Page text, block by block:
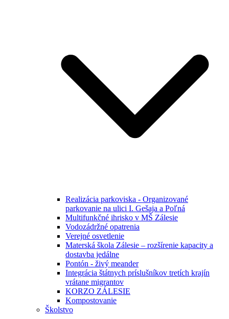
Realizácia parkoviska - Organizované
parkovanie na ulici I. Gešaja a Poľná
Multifunkčné ihrisko v MŠ Zálesie
Vodozádržné opatrenia
Verejné osvetlenie
Materská škola Zálesie – rozšírenie kapacity a
dostavba jedálne
Pontón - živý meander
Integrácia štátnych príslušníkov tretích krajín
vrátane migrantov
KORZO ZÁLESIE
Kompostovanie
Školstvo